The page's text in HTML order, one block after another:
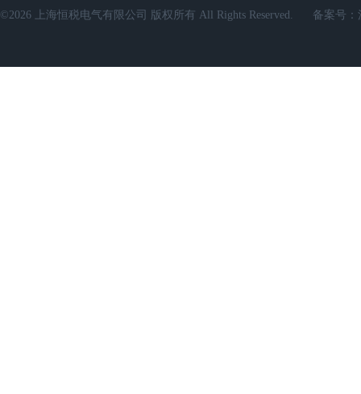
©2026 上海恒税电气有限公司 版权所有 All Rights Reserved. 备案号：